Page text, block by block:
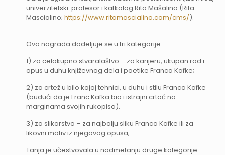
univerzitetski profesor i kafkolog Rita Mašalino (Rita
Mascialino; https://www.ritamascialino.com/cms/).
Ova nagrada dodeljuje se u tri kategorije:
1) za celokupno stvaralaštvo – za karijeru, ukupan rad i
opus u duhu književnog dela i poetike Franca Kafke;
2) za crtež u bilo kojoj tehnici, u duhu i stilu Franca Kafke
(budući da je Franc Kafka bio i istrajni crtač na
marginama svojih rukopisa).
3) za slikarstvo – za najbolju sliku Franca Kafke ili za
likovni motiv iz njegovog opusa;
Tanja je učestvovala u nadmetanju druge kategorije